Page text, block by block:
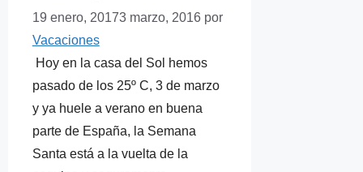
19 enero, 20173 marzo, 2016 por
Vacaciones
Hoy en la casa del Sol hemos
pasado de los 25º C, 3 de marzo
y ya huele a verano en buena
parte de España, la Semana
Santa está a la vuelta de la